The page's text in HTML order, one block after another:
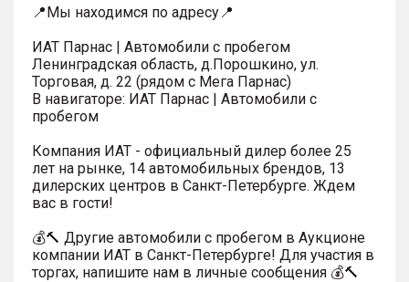
📍Мы находимся по адресу📍
ИАТ Парнас | Автомобили с пробегом
Ленинградская область, д.Порошкино, ул.
Торговая, д. 22 (рядом с Мега Парнас)
В навигаторе: ИАТ Парнас | Автомобили с
пробегом
Компания ИАТ - официальный дилер более 25
лет на рынке, 14 автомобильных брендов, 13
дилерских центров в Санкт-Петербурге. Ждем
вас в гости!
💰🔨 Другие автомобили с пробегом в Аукционе
компании ИАТ в Санкт-Петербурге! Для участия в
торгах, напишите нам в личные сообщения 💰🔨